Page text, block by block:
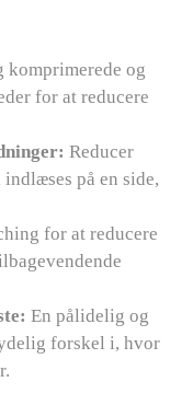
komprimerede og
for at reducere
Reducer
på en side,
for at reducere
En pålidelig og
forskel i, hvor